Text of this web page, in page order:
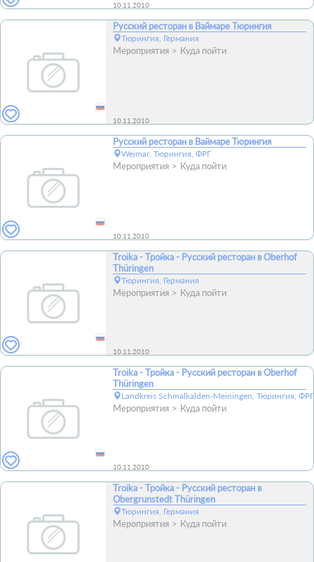
10.11.2010
Русский ресторан в Ваймаре Тюрингия
Тюрингия, Германия
Мероприятия Куда пойти
10.11.2010
Русский ресторан в Ваймаре Тюрингия
Weimar, Тюрингия, ФРГ
Мероприятия Куда пойти
10.11.2010
Troika - Тройка - Русский ресторан в Oberhof
Thüringen
Тюрингия, Германия
Мероприятия Куда пойти
10.11.2010
Troika - Тройка - Русский ресторан в Oberhof
Thüringen
Landkreis Schmalkalden-Meiningen, Тюрингия,
Мероприятия Куда пойти
10.11.2010
Troika - Тройка - Русский ресторан в
Obergrunstedt Thüringen
Тюрингия, Германия
Мероприятия Куда пойти